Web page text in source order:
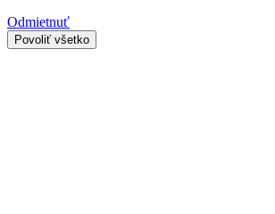
Odmietnuť
Povoliť všetko